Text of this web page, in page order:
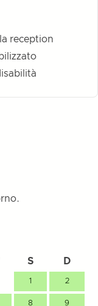
reception
S D
1 2
8 9